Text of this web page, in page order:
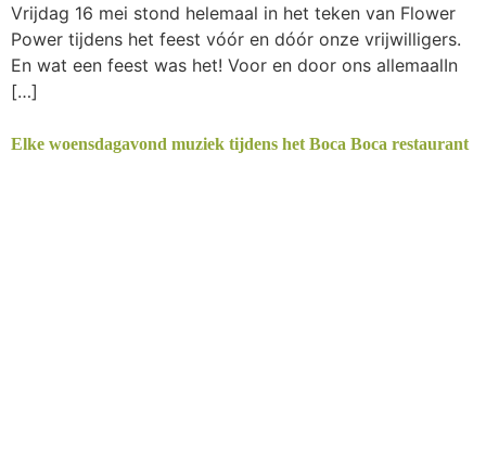
Vrijdag 16 mei stond helemaal in het teken van Flower
Power tijdens het feest vóór en dóór onze vrijwilligers.
En wat een feest was het! Voor en door ons allemaalIn
[…]
Elke woensdagavond muziek tijdens het Boca Boca restaurant